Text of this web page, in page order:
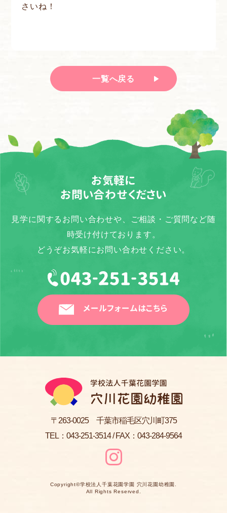
さいね！
一覧へ戻る
お気軽に
お問い合わせください
見学に関するお問い合わせや、ご相談・ご質問など随
時受け付けております。
どうぞお気軽にお問い合わせください。
メールフォームはこちら
〒263-0025 千葉市稲毛区穴川町375
TEL： 043-251-3514/ FAX：043-284-9564
Copyright©学校法人千葉花園学園 穴川花園幼稚園
All Rights Reserved.